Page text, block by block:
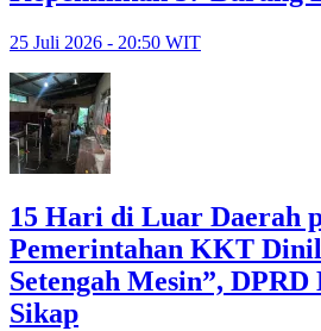
25 Juli 2026 - 20:50 WIT
15 Hari di Luar Daerah
Pemerintahan KKT
Setengah Mesin”,
Sikap